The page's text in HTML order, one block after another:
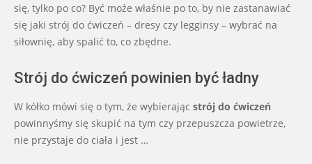
się, tylko po co? Być może właśnie po to, by nie zastanawiać
się jaki strój do ćwiczeń – dresy czy legginsy – wybrać na
siłownię, aby spalić to, co zbędne.
Strój do ćwiczeń powinien być ładny
W kółko mówi się o tym, że wybierając strój do ćwiczeń
powinnyśmy się skupić na tym czy przepuszcza powietrze,
nie przystaje do ciała i jest …